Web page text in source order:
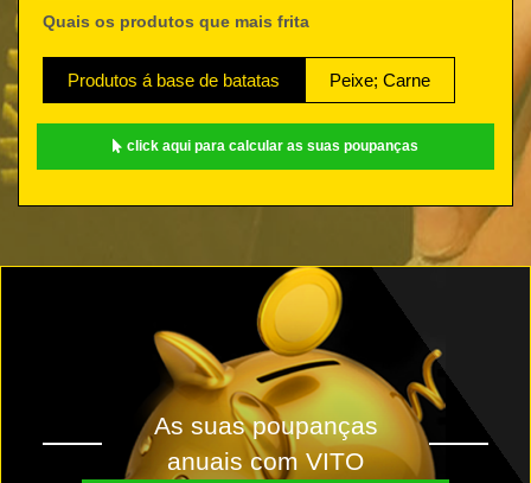
Quais os produtos que mais frita
Produtos á base de batatas Peixe; Carne
click aqui para calcular as suas poupanças
As suas poupanças
anuais com VITO